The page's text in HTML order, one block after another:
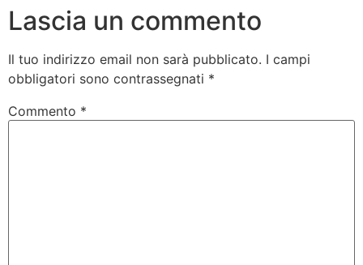
Lascia un commento
Il tuo indirizzo email non sarà pubblicato. I campi
obbligatori sono contrassegnati *
Commento *